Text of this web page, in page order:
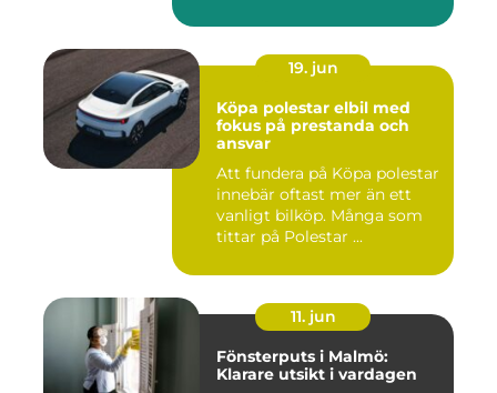
19. jun
Köpa polestar elbil med
fokus på prestanda och
ansvar
Att fundera på Köpa polestar
innebär oftast mer än ett
vanligt bilköp. Många som
tittar på Polestar ...
11. jun
Fönsterputs i Malmö:
Klarare utsikt i vardagen